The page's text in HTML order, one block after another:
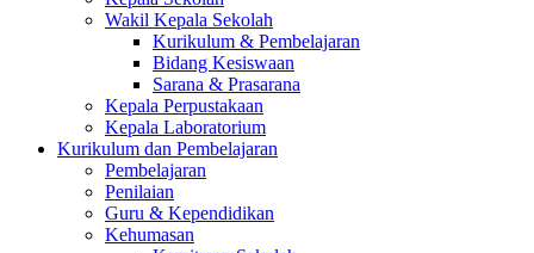
Wakil Kepala Sekolah
Kurikulum & Pembelajaran
Bidang Kesiswaan
Sarana & Prasarana
Kepala Perpustakaan
Kepala Laboratorium
Kurikulum dan Pembelajaran
Pembelajaran
Penilaian
Guru & Kependidikan
Kehumasan